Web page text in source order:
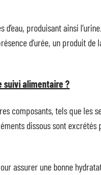
produisant ainsi
d’urée, un produit de
suivi alimentaire ?
composants, tels que les
dissous sont excrétés
assurer une bonne